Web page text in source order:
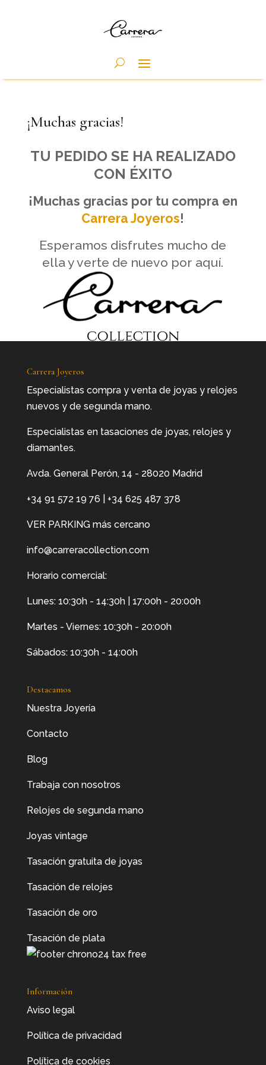
¡Muchas gracias!
TU PEDIDO SE HA REALIZADO
CON ÉXITO
¡Muchas gracias por tu compra en
Carrera Joyeros!
Esperamos disfrutes mucho de
ella y verte de nuevo por aquí.
Carrera Joyeros
Especialistas compra y venta de joyas y relojes
nuevos y de segunda mano.
Especialistas en tasaciones de joyas, relojes y
diamantes.
Avda. General Perón, 14 - 28020 Madrid
+34 91 572 19 76 +34 625 487 378
VER PARKING más cercano
info@carreracollection.com
Horario comercial:
Lunes: 10:30h - 14:30h | 17:00h - 20:00h
Martes - Viernes: 10:30h - 20:00h
Sábados: 10:30h - 14:00h
Destacamos
Nuestra Joyería
Contacto
Blog
Trabaja con nosotros
Relojes de segunda mano
Joyas vintage
Tasación gratuita de joyas
Tasación de relojes
Tasación de oro
Tasación de plata
Información
Aviso legal
Política de privacidad
Política de cookies